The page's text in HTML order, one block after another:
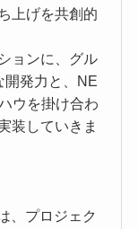
上げを共創的
ョンに、グル
開発力と、NE
ウを掛け合わ
装していきま
、プロジェク